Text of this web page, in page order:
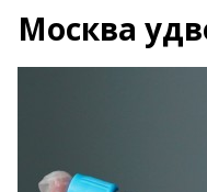
Москва